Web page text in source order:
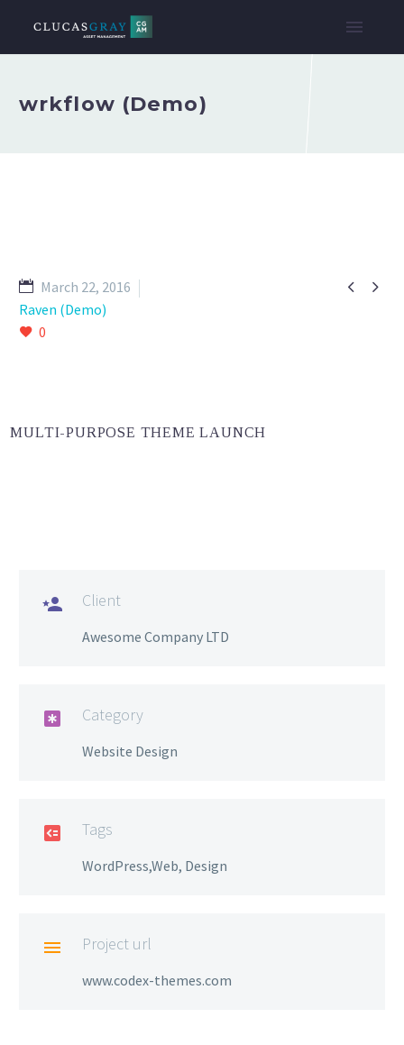
wrkflow (Demo)
 
March 22, 2016
Raven (Demo)
0
MULTI-PURPOSE THEME LAUNCH
 Client
Awesome Company LTD
 Category
Website Design
 Tags
WordPress,Web, Design
 Project url
www.codex-themes.com